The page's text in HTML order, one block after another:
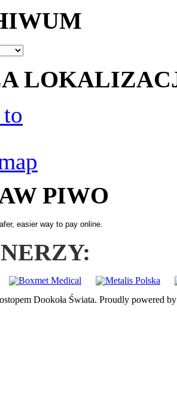
PIWO
Dookoła Świata. Proudly powered